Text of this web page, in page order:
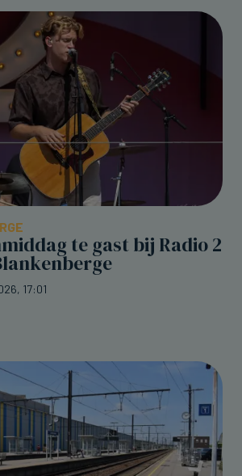
te gast bij Radio 2
17:01